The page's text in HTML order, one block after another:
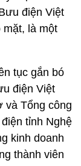
điện Việt
mặt, là một
tục gắn bó
điện Việt
và Tổng công
tỉnh Nghệ
kinh doanh
thành viên